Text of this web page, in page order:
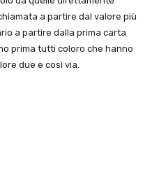
a partire dal valore più
a partire dalla prima carta
prima tutti coloro che hanno
due e così via.